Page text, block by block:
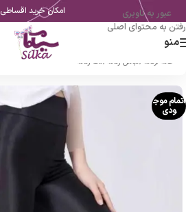
عبور به ناوبری
رفتن به محتوای اصلی
امکان خرید اقساطی
منو
خانه /زنانه /لباس زنانه /لگ زنانه
اتمام موج
ودی